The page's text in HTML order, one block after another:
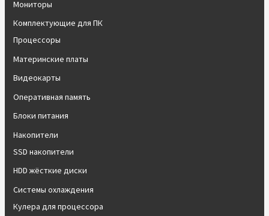
Мониторы
Комплектующие для ПК
Процессоры
Материнские платы
Видеокарты
Оперативная память
Блоки питания
Накопители
SSD накопители
HDD жёсткие диски
Системы охлаждения
Кулера для процессора